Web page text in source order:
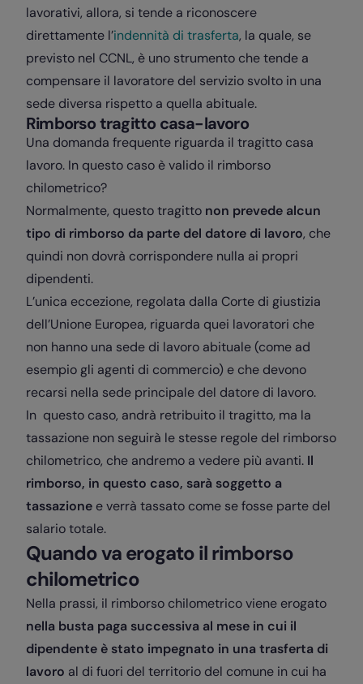
lavorativi, allora, si tende a riconoscere
direttamente l’indennità di trasferta, la quale, se
previsto nel CCNL, è uno strumento che tende a
compensare il lavoratore del servizio svolto in una
sede diversa rispetto a quella abituale.
Rimborso tragitto casa-lavoro
Una domanda frequente riguarda il tragitto casa
lavoro. In questo caso è valido il rimborso
chilometrico?
Normalmente, questo tragitto non prevede alcun
tipo di rimborso da parte del datore di lavoro, che
quindi non dovrà corrispondere nulla ai propri
dipendenti.
L’unica eccezione, regolata dalla Corte di giustizia
dell’Unione Europea, riguarda quei lavoratori che
non hanno una sede di lavoro abituale (come ad
esempio gli agenti di commercio) e che devono
recarsi nella sede principale del datore di lavoro.
In questo caso, andrà retribuito il tragitto, ma la
tassazione non seguirà le stesse regole del rimborso
chilometrico, che andremo a vedere più avanti. Il
rimborso, in questo caso, sarà soggetto a
tassazione e verrà tassato come se fosse parte del
salario totale.
Quando va erogato il rimborso
chilometrico
Nella prassi, il rimborso chilometrico viene erogato
nella busta paga successiva al mese in cui il
dipendente è stato impegnato in una trasferta di
lavoro al di fuori del territorio del comune in cui ha